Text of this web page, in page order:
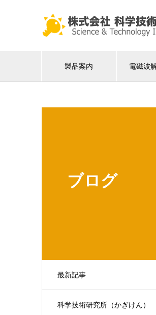
製品案内 電磁波
ブログ
最新記事
科学技術研究所（かぎけん）